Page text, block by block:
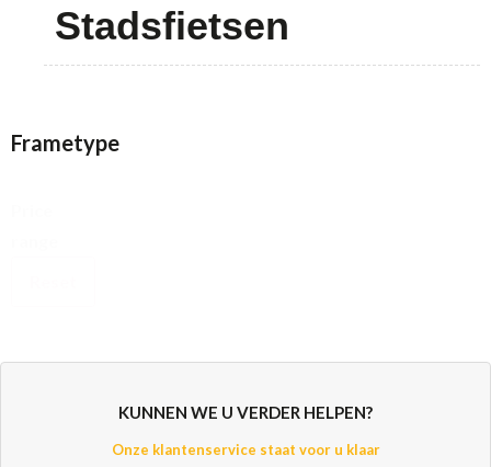
Stadsfietsen
Frametype
KUNNEN WE U VERDER HELPEN?
Onze klantenservice staat voor u klaar